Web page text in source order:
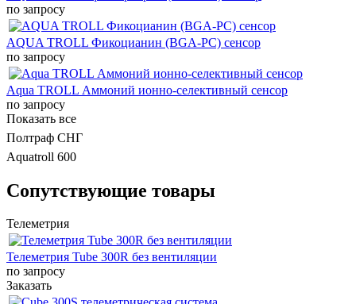
по запросу
AQUA TROLL Фикоцианин (BGA-PC) сенсор
по запросу
Aqua TROLL Аммоний ионно-селективный сенсор
по запросу
Показать все
Полтраф СНГ
Aquatroll 600
Сопутствующие товары
Телеметрия
Телеметрия Tube 300R без вентиляции
по запросу
Заказать